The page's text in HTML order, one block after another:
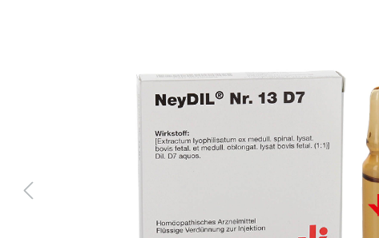
Nahrungsergänzung
Human-Arzneimittel